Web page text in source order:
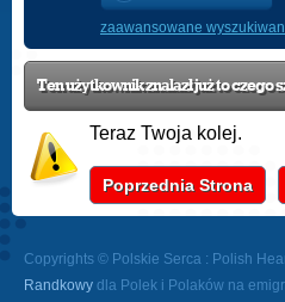
zaawansowane
Ten użytkownik znalazł już to czego
Teraz Twoja kolej.
Poprzednia Strona
Copyrights © Polskie Serca : Polish
Randkowy dla Polek i Polaków na